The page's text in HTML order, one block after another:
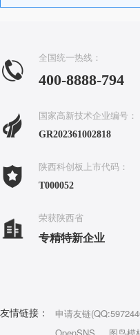
全国统一热线：
400-8888-794
国家高新技术企业编号：
GR202361002818
陕西科创板上市代码：
T000052
荣获陕西省
专精特新企业
友情链接： 申请友链
OpenSNS
图鸟模